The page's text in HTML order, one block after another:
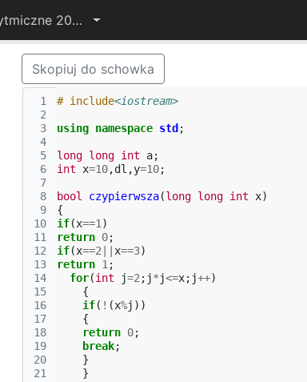
Potyczki Algorytmiczne 2017
Skopiuj do schowka
1
2
3
4
5
6
7
8
9
10
11
12
13
14
15
16
17
18
19
20
21
# include<iostream>
using namespace std ;
long long int a;
int
x=10,dl ,y=10;
bool czypierwsza(long long int x)
{
if(x==1 )
return 0;
if(x==2 x==3)
return 1 ;
for(int j=2 ; j*j<=x; j++)
{
if( ! (x%j ))
{
return 0;
break;
}
}